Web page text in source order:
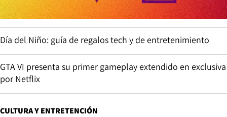
Día del Niño: guía de regalos tech y de entretenimiento
GTA VI presenta su primer gameplay extendido en exclusiva
por Netflix
CULTURA Y ENTRETENCIÓN